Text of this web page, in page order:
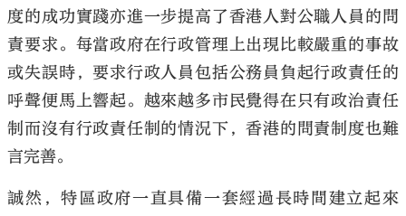
度的成功實踐亦進一步提高了香港人對公職人員的問
責要求。每當政府在行政管理上出現比較嚴重的事故
或失誤時，要求行政人員包括公務員負起行政責任的
呼聲便馬上響起。越來越多市民覺得在只有政治責任
制而沒有行政責任制的情況下，香港的問責制度也難
言完善。
誠然，特區政府一直具備一套經過長時間建立起來